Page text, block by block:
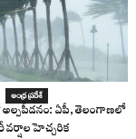
ఆంధ్ర ప్రదేశ్
ఏపీ, తెలంగాణలో
వర్షాల హెచ్చరిక